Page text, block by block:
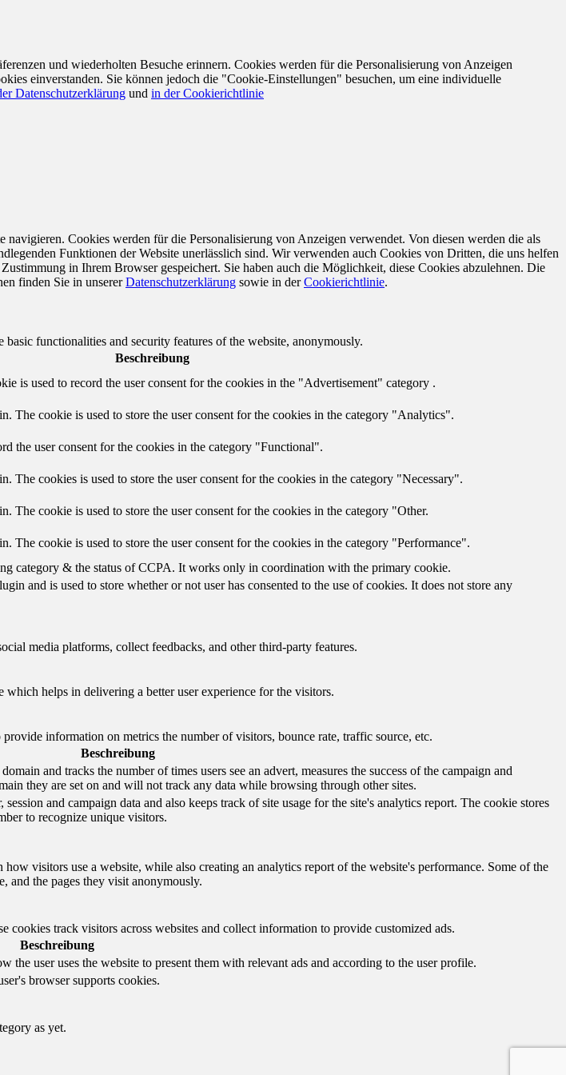
und wiederholten Besuche erinnern. Cookies werden für die Personalisierung von Anzeigen
einverstanden. Sie können jedoch die "Cookie-Einstellungen" besuchen, um eine individuelle
Datenschutzerklärung und in der Cookierichtlinie
Cookies werden für die Personalisierung von Anzeigen verwendet. Von diesen werden die als
Funktionen der Website unerlässlich sind. Wir verwenden auch Cookies von Dritten, die uns helfen
in Ihrem Browser gespeichert. Sie haben auch die Möglichkeit, diese Cookies abzulehnen. Die
finden Sie in unsererDatenschutzerklärung sowie in derCookierichtlinie.
functionalities and security features of the website, anonymously.
Beschreibung
is used to record the user consent for the cookies in the "Advertisement" category .
The cookie is used to store the user consent for the cookies in the category "Analytics".
the user consent for the cookies in the category "Functional".
The cookies is used to store the user consent for the cookies in the category "Necessary".
The cookie is used to store the user consent for the cookies in the category "Other.
The cookie is used to store the user consent for the cookies in the category "Performance".
category & the status of CCPA. It works only in coordination with the primary cookie.
and is used to store whether or not user has consented to the use of cookies. It does not store any
media platforms, collect feedbacks, and other third-party features.
which helps in delivering a better user experience for the visitors.
information on metrics the number of visitors, bounce rate, traffic source, etc.
Beschreibung
and tracks the number of times users see an advert, measures the success of the campaign and
they are set on and will not track any data while browsing through other sites.
and campaign data and also keeps track of site usage for the site's analytics report. The cookie stores
to recognize unique visitors.
visitors use a website, while also creating an analytics report of the website's performance. Some of the
and the pages they visit anonymously.
track visitors across websites and collect information to provide customized ads.
Beschreibung
user uses the website to present them with relevant ads and according to the user profile.
browser supports cookies.
as yet.